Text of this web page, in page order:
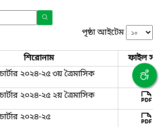
পৃষ্ঠা আইটেম
শিরোনাম
ফাইল
২০২৪-২৫ ৩য় ত্রৈমাসিক
২০২৪-২৫ ২য় ত্রৈমাসিক
২০২৪-২৫